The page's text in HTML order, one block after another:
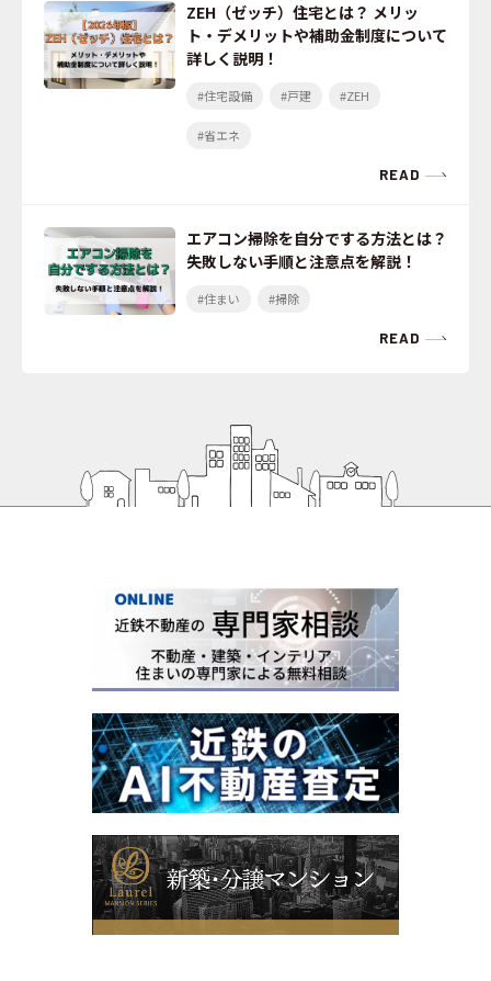
ZEH（ゼッチ）住宅とは？ メリッ
ト・デメリットや補助金制度について
詳しく説明！
#住宅設備 #戸建 #ZEH
#省エネ
READ
エアコン掃除を自分でする方法とは？
失敗しない手順と注意点を解説！
#住まい #掃除
READ